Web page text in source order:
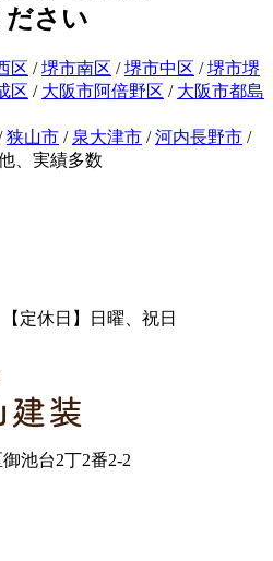
ださい
区 /堺市南区 /堺市中区 /堺市堺
区 / 大阪市阿倍野区 / 大阪市都島
狭山市 / 泉大津市 /河内長野市 /
、実績多数
定休日】日曜、祝日
池台2丁2番2-2